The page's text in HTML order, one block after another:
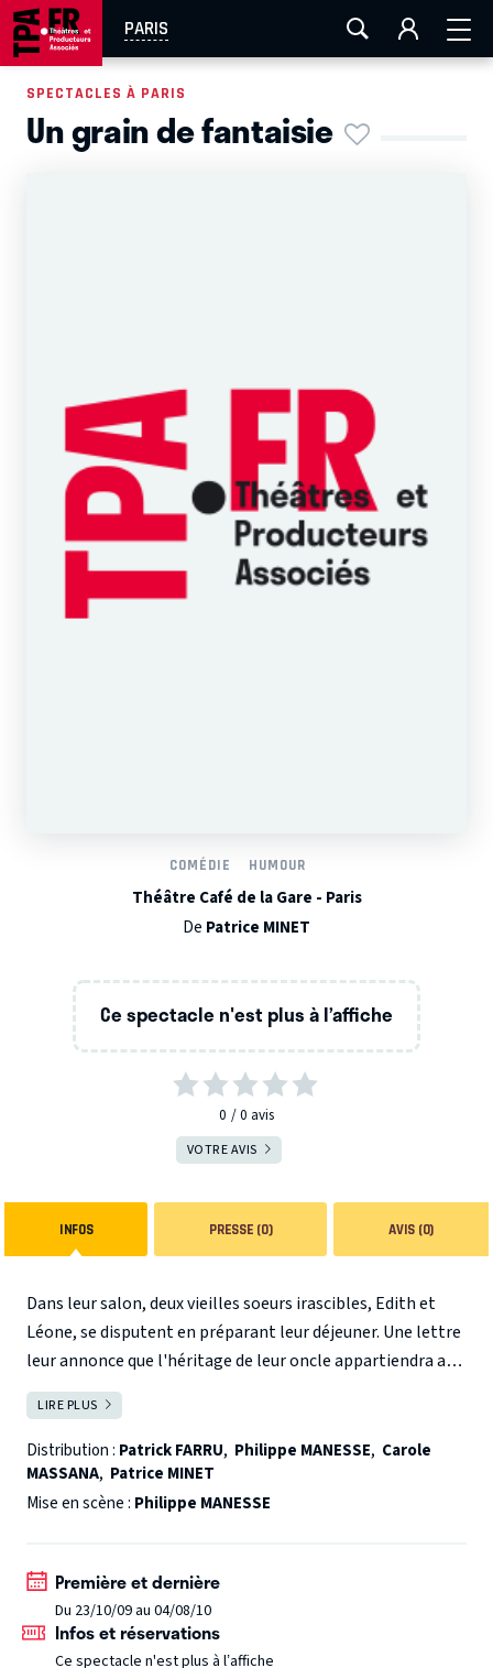
PARIS
AIX-MARSEILLE LA ROCHELLE
EN TOURNÉE
SPECTACLES À PARIS
Un grain de fantaisie
COMÉDIE HUMOUR
Théâtre Café de la Gare - Paris
De Patrice MINET
Ce spectacle n'est plus à l’affiche
0 0 avis
VOTRE AVIS
INFOS PRESSE (0) AVIS (0)
Dans leur salon, deux vieilles soeurs irascibles, Edith et
Léone, se disputent en préparant leur déjeuner. Une lettre
leur annonce que l'héritage de leur oncle appartiendra au
premier de la famille parvenant à se marier. Justement,
voici le cousin Félix, débarquant inopinément accompagné
de sa fiancé Sylvie... Rien n'est jamais simple, surtout
quand le cassis se mue en nettoyeur à moquette, le repas
en punition intestinale, le tarot en bataille rangée, et que
LIRE PLUS
Distribution : Patrick FARRU, Philippe MANESSE, Carole
MASSANA, Patrice MINET
Mise en scène : Philippe MANESSE
Première et dernière
Du 23/10/09 au 04/08/10
Infos et réservations
Ce spectacle n'est plus à l’affiche